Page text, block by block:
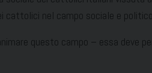
cattolici nel campo sociale e
questo campo – essa deve